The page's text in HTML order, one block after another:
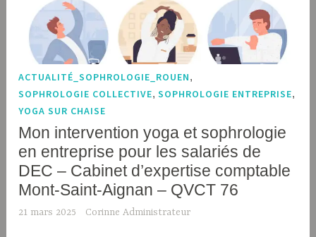
ACTUALITÉ_SOPHROLOGIE_ROUEN,
SOPHROLOGIE COLLECTIVE,SOPHROLOGIE ENTREPRISE,
YOGA SUR CHAISE
Mon intervention yoga et sophrologie
en entreprise pour les salariés de
DEC – Cabinet d’expertise comptable
Mont-Saint-Aignan – QVCT 76
21 mars 2025 Corinne Administrateur